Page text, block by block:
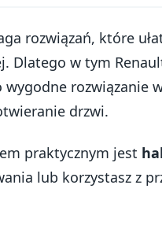
rozwiązań, które
Dlatego w tym
wygodne rozwiązanie
drzwi.
praktycznym jest
lub korzystasz z